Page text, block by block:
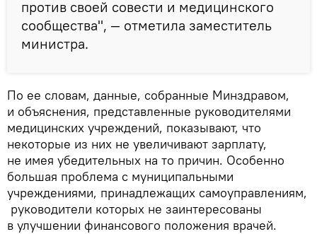
против своей совести и медицинского
сообщества", — отметила заместитель
министра.
По ее словам, данные, собранные Минздравом,
и объяснения, представленные руководителями
медицинских учреждений, показывают, что
некоторые из них не увеличивают зарплату,
не имея убедительных на то причин. Особенно
большая проблема с муниципальными
учреждениями, принадлежащих самоуправлениям,
руководители которых не заинтересованы
в улучшении финансового положения врачей.